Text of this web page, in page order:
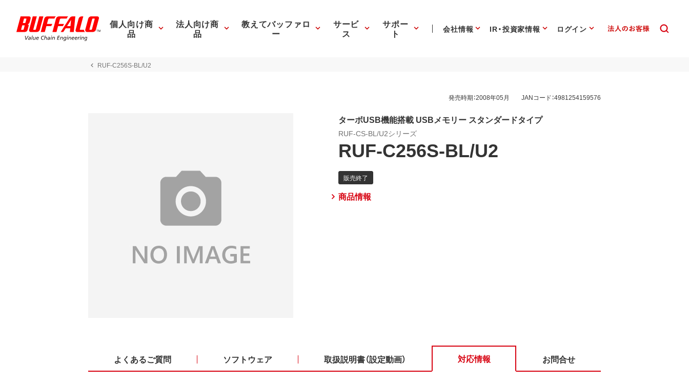
個人向け商
品
法人向け商
品
教えてバッファロ
ー
サービ
ス
サポー
ト 会社情報 IR・投資家情報 ログイン
RUF-C256S-BL/U2
発売時期：2008年05月 JANコード：4981254159576
ターボUSB機能搭載 USBメモリー スタンダードタイプ
RUF-CS-BL/U2シリーズ
RUF-C256S-BL/U2
商品情報
よくあるご質問 ソフトウェア 取扱説明書（設定動画） 対応情報 お問合せ